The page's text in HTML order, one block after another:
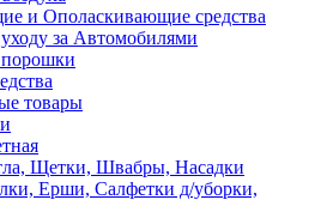
и Ополаскивающие средства
за Автомобилями
товары
Щетки, Швабры, Насадки
Ерши, Салфетки д/уборки,